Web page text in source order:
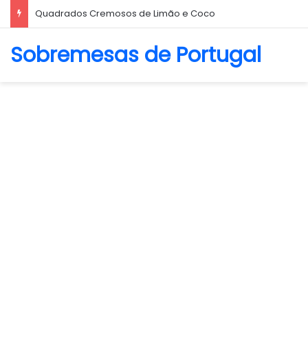
Quadrados Cremosos de Limão e Coco
Sobremesas de Portugal